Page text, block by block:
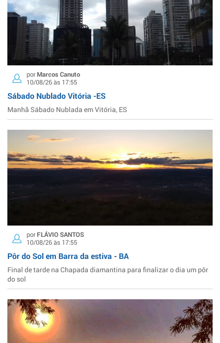
porMarcos Canuto
10/08/26 às 17:55
Sábado Nublado Vitória -ES
Manhã Sábado Nublada em Vitória, ES
porFLÁVIO SANTOS
10/08/26 às 17:55
Pôr do Sol em Barra da estiva - BA
Final de tarde na Chapada diamantina para finalizar o dia um pôr
do sol